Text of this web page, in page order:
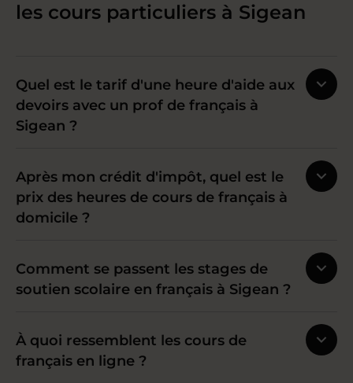
les cours particuliers à Sigean
Quel est le tarif d'une heure d'aide aux
devoirs avec un prof de français à
Sigean ?
Après mon crédit d'impôt, quel est le
prix des heures de cours de français à
domicile ?
Comment se passent les stages de
soutien scolaire en français à Sigean ?
À quoi ressemblent les cours de
français en ligne ?